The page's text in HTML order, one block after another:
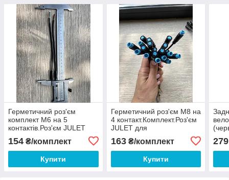
Герметичний роз'єм
комплект М6 на 5
контактів.Роз'єм JULET
електровелосипеда,скутера,
передавача сигналу IP65
154 ₴/комплект
Купити
Герметичний роз'єм М8 на
4 контакт.Комплект.Роз'єм
JULET для
електровелосипеда,скутера,
передавача сигналу IP65.
163₴/комплект
Купити
279